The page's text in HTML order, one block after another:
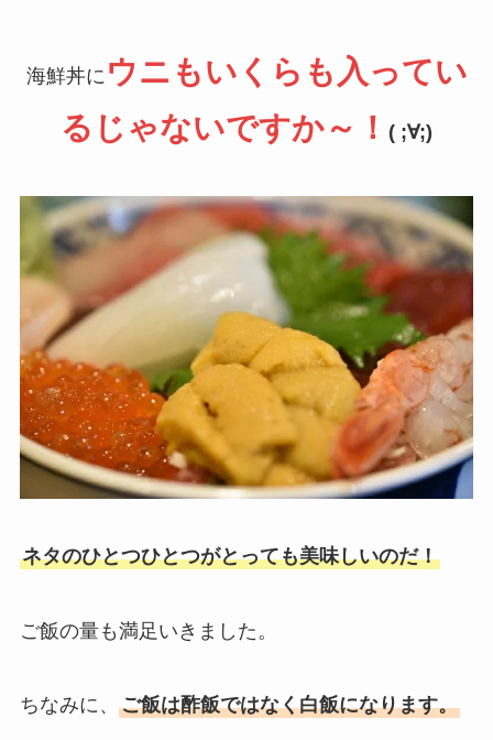
海鮮丼に ウニもいくらも入ってい
るじゃないですか～！ ( ;∀;)
ネタのひとつひとつがとっても美味しいのだ！
ご飯の量も満足いきました。
ちなみに、 ご飯は酢飯ではなく白飯になります。